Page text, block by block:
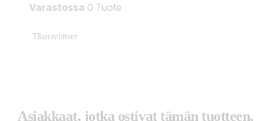
Varastossa 0 Tuote
Tilausviitteet
Asiakkaat, jotka ostivat tämän tuotteen,